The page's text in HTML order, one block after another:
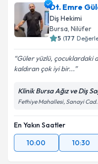
Dt. Emre
Diş Hekimi
Bursa, Nilüfer
5 (177
Güler yüzlü, çocuklardaki
kaldıran çok iyi bir...
Klinik Bursa Ağız ve Diş
Fethiye Mahallesi, Sanayi
En Yakın Saatler
10:00
10:30